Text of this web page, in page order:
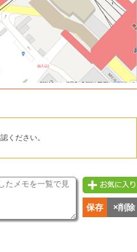
ください。
保存 ×削除